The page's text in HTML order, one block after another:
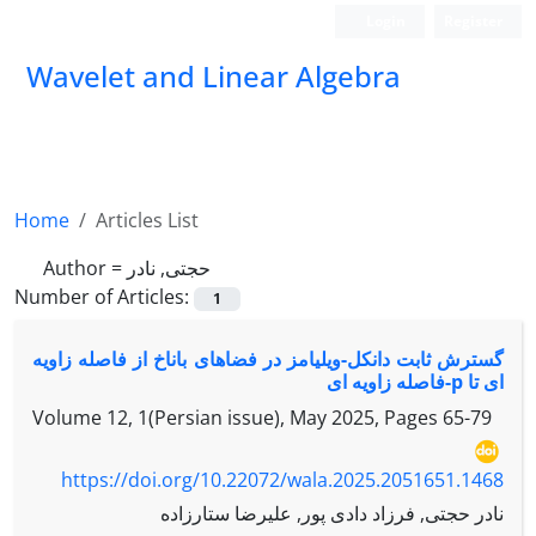
Wavelet and Linear Algebra
Home
Articles List
Author = حجتی, نادر
Number of Articles:
1
گسترش ثابت دانکل-ویلیامز در فضاهای باناخ از فاصله زاویه
ای تا p-فاصله زاویه ای
Volume 12, 1(Persian issue), May 2025, Pages 65-79
https://doi.org/10.22072/wala.2025.2051651.1468
نادر حجتی, فرزاد دادی پور, علیرضا ستارزاده